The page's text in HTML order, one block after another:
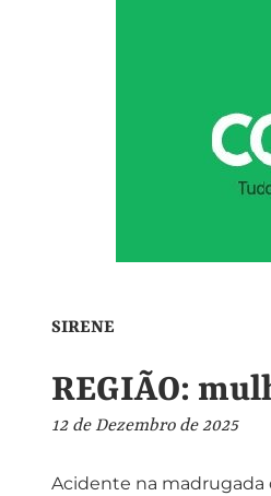
SIRENE
REGIÃO:
12 de Dezembro de 2025
Acidente na madrugada